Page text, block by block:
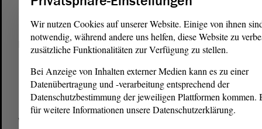
Postanschrift
Domplatz 6–9
39104 Magdeburg
Wegbeschreibung
Wir nutzen Cookies auf unserer Website. Einige von ihnen
notwendig, während andere uns helfen, diese Website zu
zusätzliche Funktionalitäten zur Verfügung zu stellen.
Bei Anzeige von Inhalten externer Medien kann es zu einer
Datenübertragung und -verarbeitung entsprechend der
Datenschutzbestimmung der jeweiligen Plattformen kommen.
für weitere Informationen unsere Datenschutzerklärung.